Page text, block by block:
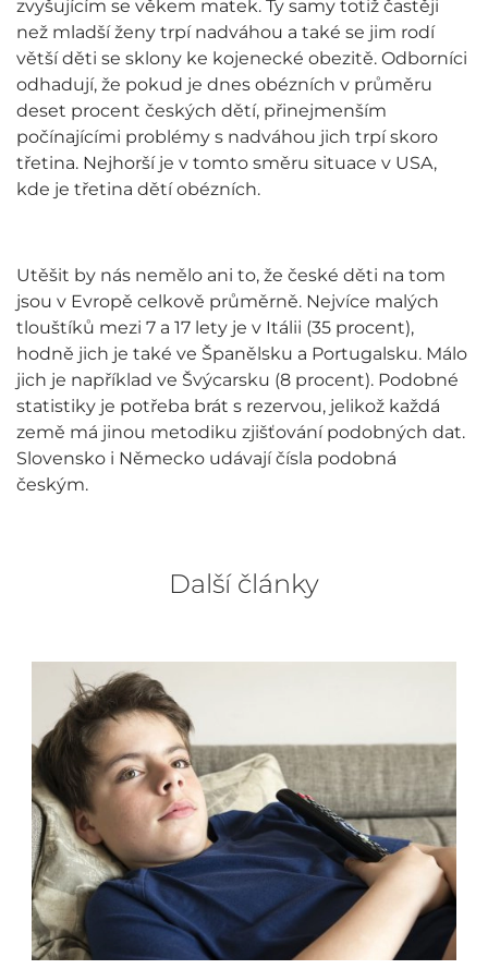
zvyšujícím se věkem matek. Ty samy totiž častěji
než mladší ženy trpí nadváhou a také se jim rodí
větší děti se sklony ke kojenecké obezitě. Odborníci
odhadují, že pokud je dnes obézních v průměru
deset procent českých dětí, přinejmenším
počínajícími problémy s nadváhou jich trpí skoro
třetina. Nejhorší je v tomto směru situace v USA,
kde je třetina dětí obézních.
Utěšit by nás nemělo ani to, že české děti na tom
jsou v Evropě celkově průměrně. Nejvíce malých
tlouštíků mezi 7 a 17 lety je v Itálii (35 procent),
hodně jich je také ve Španělsku a Portugalsku. Málo
jich je například ve Švýcarsku (8 procent). Podobné
statistiky je potřeba brát s rezervou, jelikož každá
země má jinou metodiku zjišťování podobných dat.
Slovensko i Německo udávají čísla podobná
českým.
Další články